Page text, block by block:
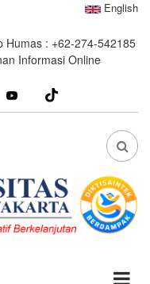
English
Humas : +62-274-542185
Informasi Online
youtube
FA